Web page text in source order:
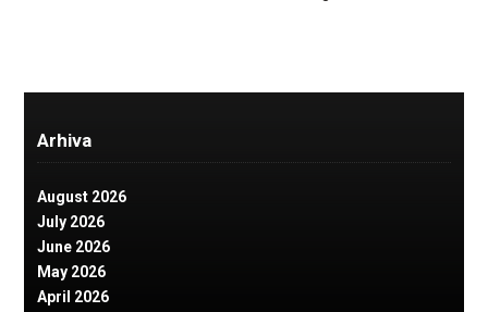
Arhiva
August 2026
July 2026
June 2026
May 2026
April 2026